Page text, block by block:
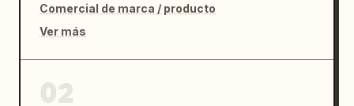
Comercial de marca / producto
Ver más